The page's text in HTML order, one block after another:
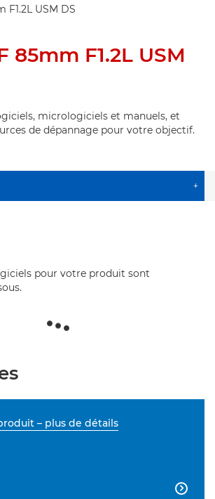
85mm F1.2L USM
micrologiciels et manuels, et
de dépannage pour votre objectif.
+
pour votre produit sont
– plus de détails
